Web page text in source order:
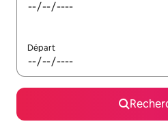
Départ